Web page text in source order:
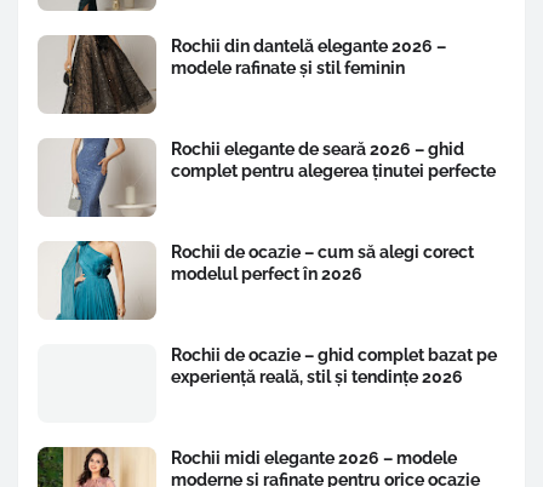
Rochii din dantelă elegante 2026 –
modele rafinate și stil feminin
Rochii elegante de seară 2026 – ghid
complet pentru alegerea ținutei perfecte
Rochii de ocazie – cum să alegi corect
modelul perfect în 2026
Rochii de ocazie – ghid complet bazat pe
experiență reală, stil și tendințe 2026
Rochii midi elegante 2026 – modele
moderne și rafinate pentru orice ocazie